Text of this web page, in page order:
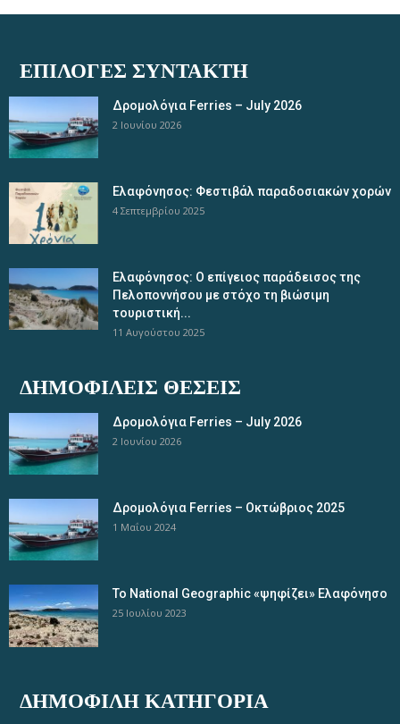
ΕΠΙΛΟΓΈΣ ΣΥΝΤΆΚΤΗ
Δρομολόγια Ferries – July 2026
2 Ιουνίου 2026
Ελαφόνησος: Φεστιβάλ παραδοσιακών χορών
4 Σεπτεμβρίου 2025
Ελαφόνησος: Ο επίγειος παράδεισος της
Πελοποννήσου με στόχο τη βιώσιμη
τουριστική...
11 Αυγούστου 2025
ΔΗΜΟΦΙΛΕΊΣ ΘΈΣΕΙΣ
Δρομολόγια Ferries – July 2026
2 Ιουνίου 2026
Δρομολόγια Ferries – Οκτώβριος 2025
1 Μαΐου 2024
Το National Geographic «ψηφίζει» Ελαφόνησο
25 Ιουλίου 2023
ΔΗΜΟΦΙΛΗ ΚΑΤΗΓΟΡΙΑ